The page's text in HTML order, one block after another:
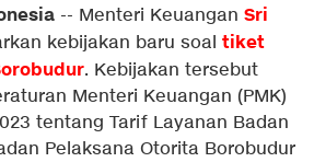
-- Menteri Keuangan Sri
kebijakan baru soal tiket
. Kebijakan tersebut
Menteri Keuangan (PMK)
tentang Tarif Layanan Badan
Pelaksana Otorita Borobudur